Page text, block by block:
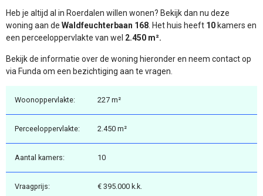
Heb je altijd al in Roerdalen willen wonen? Bekijk dan nu deze
woning aan de Waldfeuchterbaan 168. Het huis heeft 10 kamers en
een perceeloppervlakte van wel 2.450 m².
Bekijk de informatie over de woning hieronder en neem contact op
via Funda om een bezichtiging aan te vragen.
Woonoppervlakte: 227 m²
Perceeloppervlakte: 2.450 m²
Aantal kamers: 10
Vraagprijs: € 395.000 k.k.